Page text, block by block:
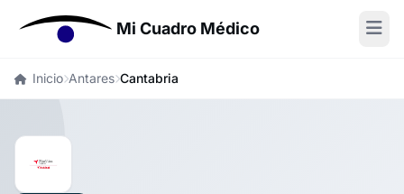
Mi Cuadro Médico
Inicio Antares Cantabria